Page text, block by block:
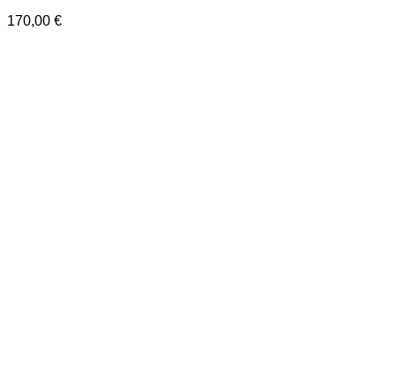
170,00 €